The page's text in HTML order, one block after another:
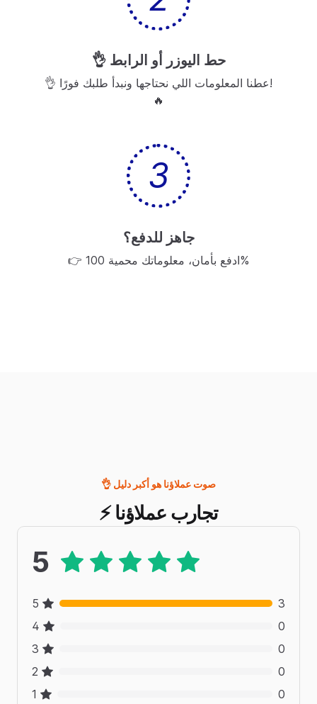
👌 حط اليوزر أو الرابط
👌 عطنا المعلومات اللي نحتاجها ونبدأ طلبك فورًا!
🔥
3
جاهز للدفع؟
👉 ادفع بأمان، معلوماتك محمية 100%
👌 صوت عملاؤنا هو أكبر دليل
⚡ تجارب عملاؤنا
5
5
3
4
0
3
0
2
0
1
0